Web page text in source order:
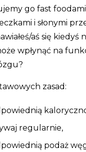
go fast
i słonymi
aś się kiedyś
wpłynąć na
zasad:
regularnie,
podaż